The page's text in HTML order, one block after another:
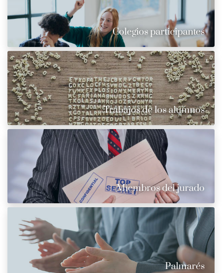
Colegios participantes
Trabajos de los alumnos
Miembros del jurado
Palmarés